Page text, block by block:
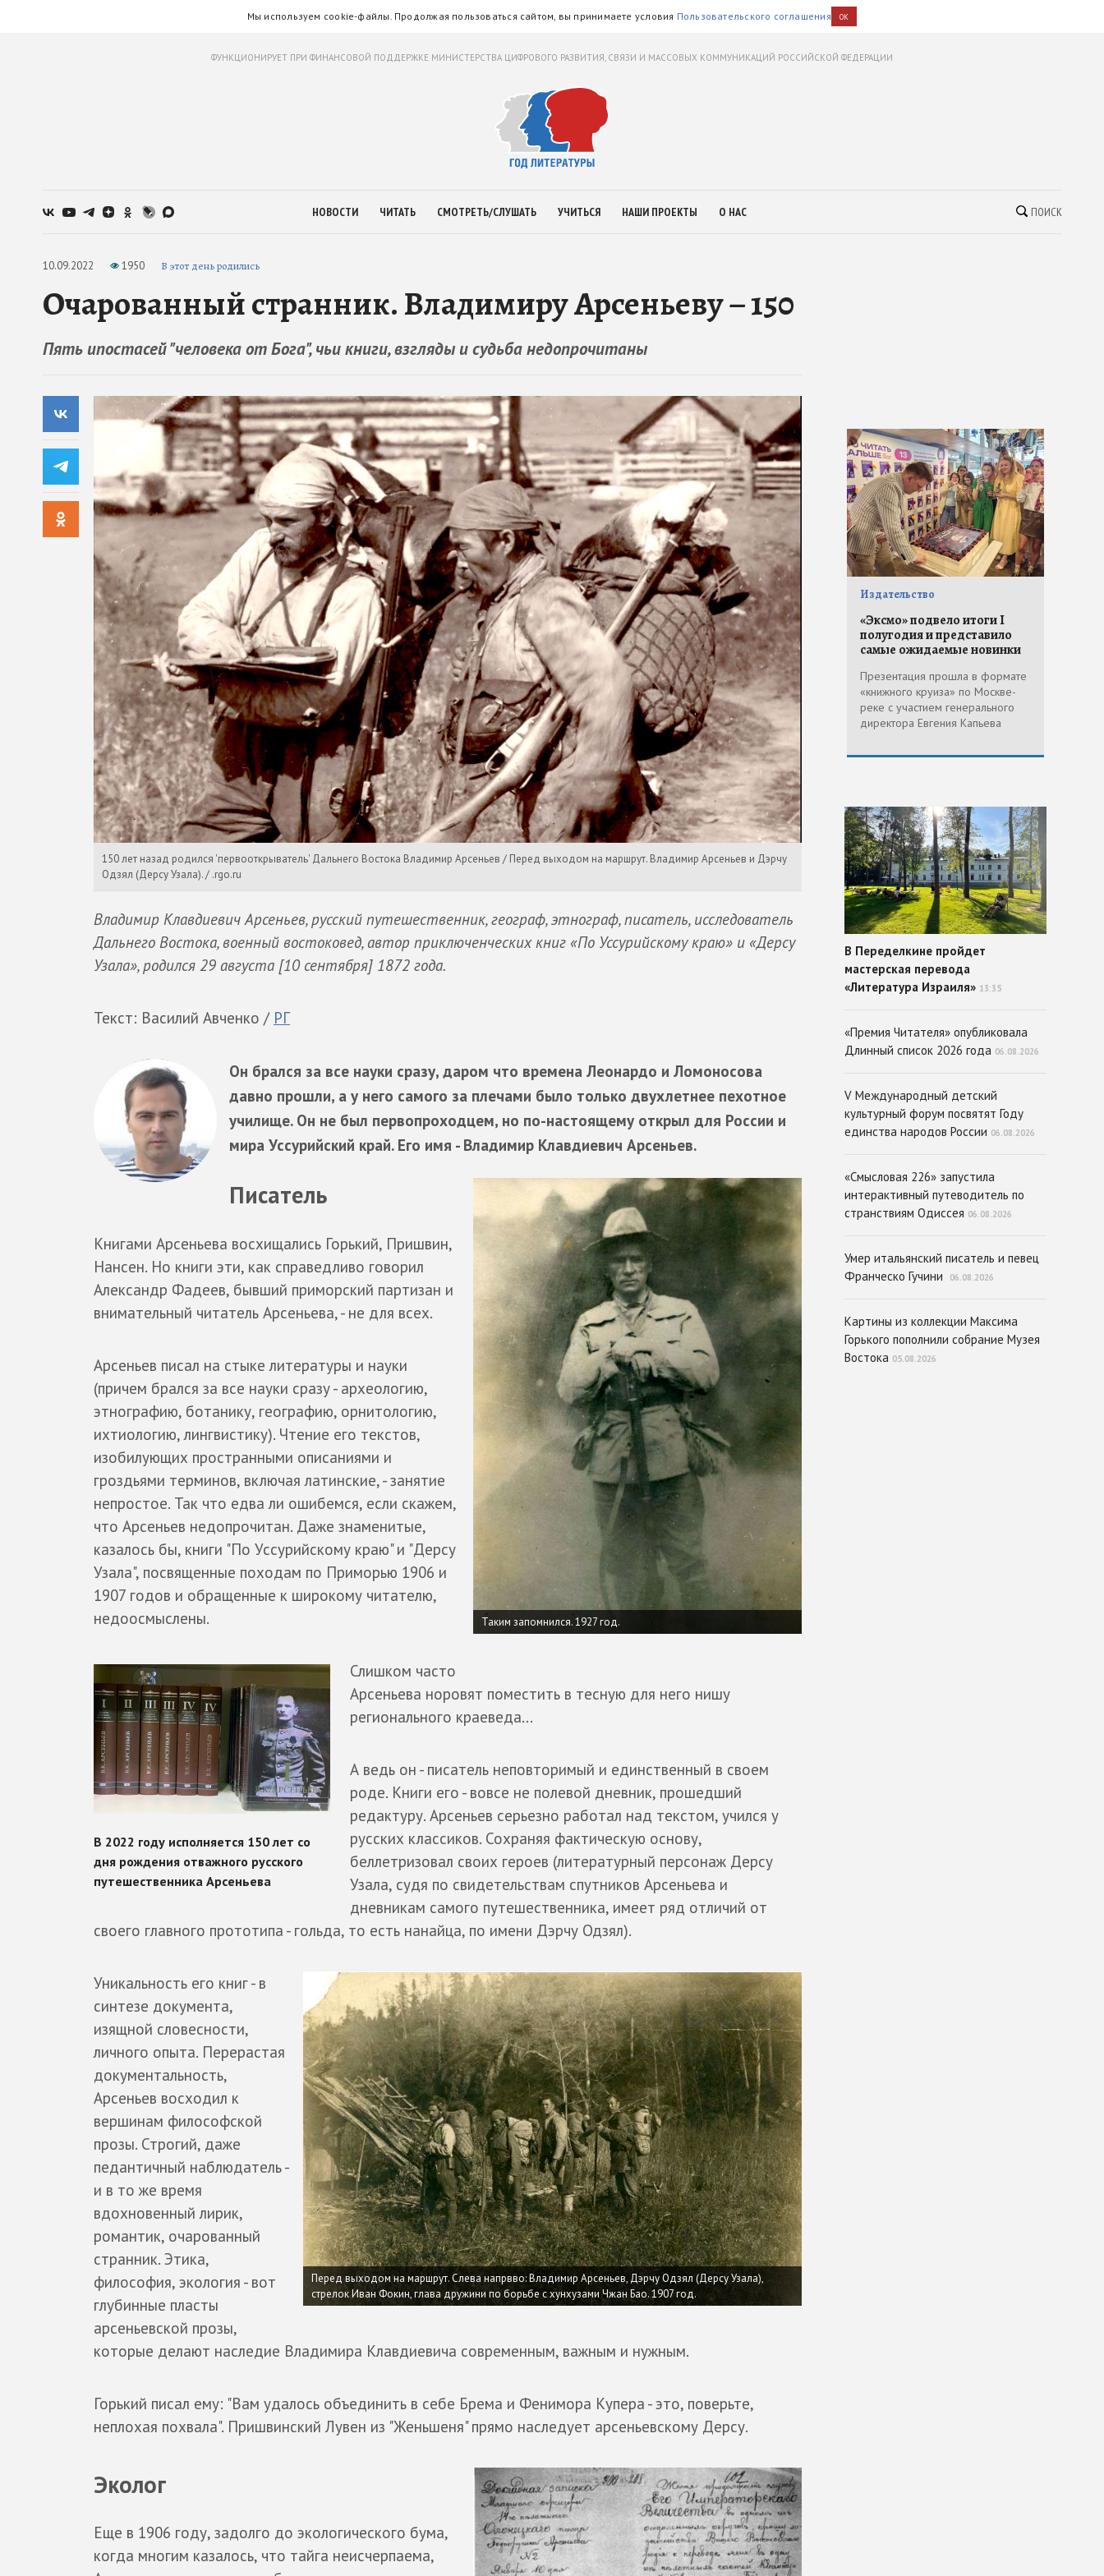
Мы используем cookie-файлы. Продолжая пользоваться сайтом, вы принимаете условия Пользовательского соглашения OK
ФУНКЦИОНИРУЕТ ПРИ ФИНАНСОВОЙ ПОДДЕРЖКЕ МИНИСТЕРСТВА ЦИФРОВОГО РАЗВИТИЯ, СВЯЗИ И МАССОВЫХ КОММУНИКАЦИЙ РОССИЙСКОЙ ФЕДЕРАЦИИ
НОВОСТИ ЧИТАТЬ СМОТРЕТЬ/СЛУШАТЬ УЧИТЬСЯ НАШИ ПРОЕКТЫ О НАС ПОИСК
10.09.2022 1950 В этот день родились
Очарованный странник. Владимиру Арсеньеву – 150
Пять ипостасей "человека от Бога", чьи книги, взгляды и судьба недопрочитаны
150 лет назад родился 'первооткрыватель' Дальнего Востока Владимир Арсеньев / Перед выходом на маршрут. Владимир Арсеньев и Дэрчу
Одзял (Дерсу Узала). / .rgo.ru
Владимир Клавдиевич Арсеньев, русский путешественник, географ, этнограф, писатель, исследователь
Дальнего Востока, военный востоковед, автор приключенческих книг «По Уссурийскому краю» и «Дерсу
Узала», родился 29 августа [10 сентября] 1872 года.
Текст: Василий Авченко / РГ
Он брался за все науки сразу, даром что времена Леонардо и Ломоносова
давно прошли, а у него самого за плечами было только двухлетнее пехотное
училище. Он не был первопроходцем, но по-настоящему открыл для России и
мира Уссурийский край. Его имя - Владимир Клавдиевич Арсеньев.
Таким запомнился. 1927 год.
Писатель
Книгами Арсеньева восхищались Горький, Пришвин,
Нансен. Но книги эти, как справедливо говорил
Александр Фадеев, бывший приморский партизан и
внимательный читатель Арсеньева, - не для всех.
Арсеньев писал на стыке литературы и науки
(причем брался за все науки сразу - археологию,
этнографию, ботанику, географию, орнитологию,
ихтиологию, лингвистику). Чтение его текстов,
изобилующих пространными описаниями и
гроздьями терминов, включая латинские, - занятие
непростое. Так что едва ли ошибемся, если скажем,
что Арсеньев недопрочитан. Даже знаменитые,
казалось бы, книги "По Уссурийскому краю" и "Дерсу
Узала", посвященные походам по Приморью 1906 и
1907 годов и обращенные к широкому читателю,
недоосмыслены.
Слишком часто
Арсеньева норовят поместить в тесную для него нишу
регионального краеведа...
А ведь он - писатель неповторимый и единственный в своем
роде. Книги его - вовсе не полевой дневник, прошедший
редактуру. Арсеньев серьезно работал над текстом, учился у
русских классиков. Сохраняя фактическую основу,
беллетризовал своих героев (литературный персонаж Дерсу
Узала, судя по свидетельствам спутников Арсеньева и
дневникам самого путешественника, имеет ряд отличий от
своего главного прототипа - гольда, то есть нанайца, по имени Дэрчу Одзял).
Перед выходом на маршрут. Слева напрвво: Владимир Арсеньев, Дэрчу Одзял (Дерсу Узала),
стрелок Иван Фокин, глава дружини по борьбе с хунхузами Чжан Бао. 1907 год.
Уникальность его книг - в
синтезе документа,
изящной словесности,
личного опыта. Перерастая
документальность,
Арсеньев восходил к
вершинам философской
прозы. Строгий, даже
педантичный наблюдатель -
и в то же время
вдохновенный лирик,
романтик, очарованный
странник. Этика,
философия, экология - вот
глубинные пласты
арсеньевской прозы,
которые делают наследие Владимира Клавдиевича современным, важным и нужным.
Горький писал ему: "Вам удалось объединить в себе Брема и Фенимора Купера - это, поверьте,
неплохая похвала". Пришвинский Лувен из "Женьшеня" прямо наследует арсеньевскому Дерсу.
Эколог
Еще в 1906 году, задолго до экологического бума,
когда многим казалось, что тайга неисчерпаема,
Издательство
«Эксмо» подвело итоги I
полугодия и представило
самые ожидаемые новинки
Презентация прошла в формате
«книжного круиза» по Москве-
реке с участием генерального
директора Евгения Капьева
В Переделкине пройдет
мастерская перевода
«Литература Израиля» 13:35
«Премия Читателя» опубликовала
Длинный список 2026 года 06.08.2026
V Международный детский
культурный форум посвятят Году
единства народов России 06.08.2026
«Смысловая 226» запустила
интерактивный путеводитель по
странствиям Одиссея 06.08.2026
Умер итальянский писатель и певец
Франческо Гучини
06.08.2026
Картины из коллекции Максима
Горького пополнили собрание Музея
Востока 05.08.2026